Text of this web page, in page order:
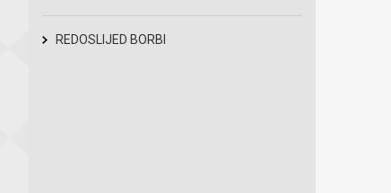
REDOSLIJED BORBI